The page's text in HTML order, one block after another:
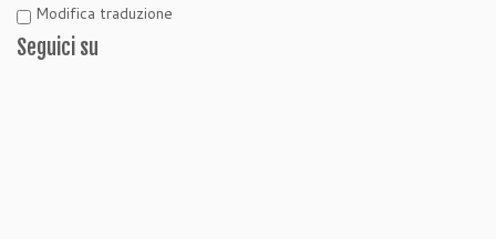
Modifica traduzione
Seguici su